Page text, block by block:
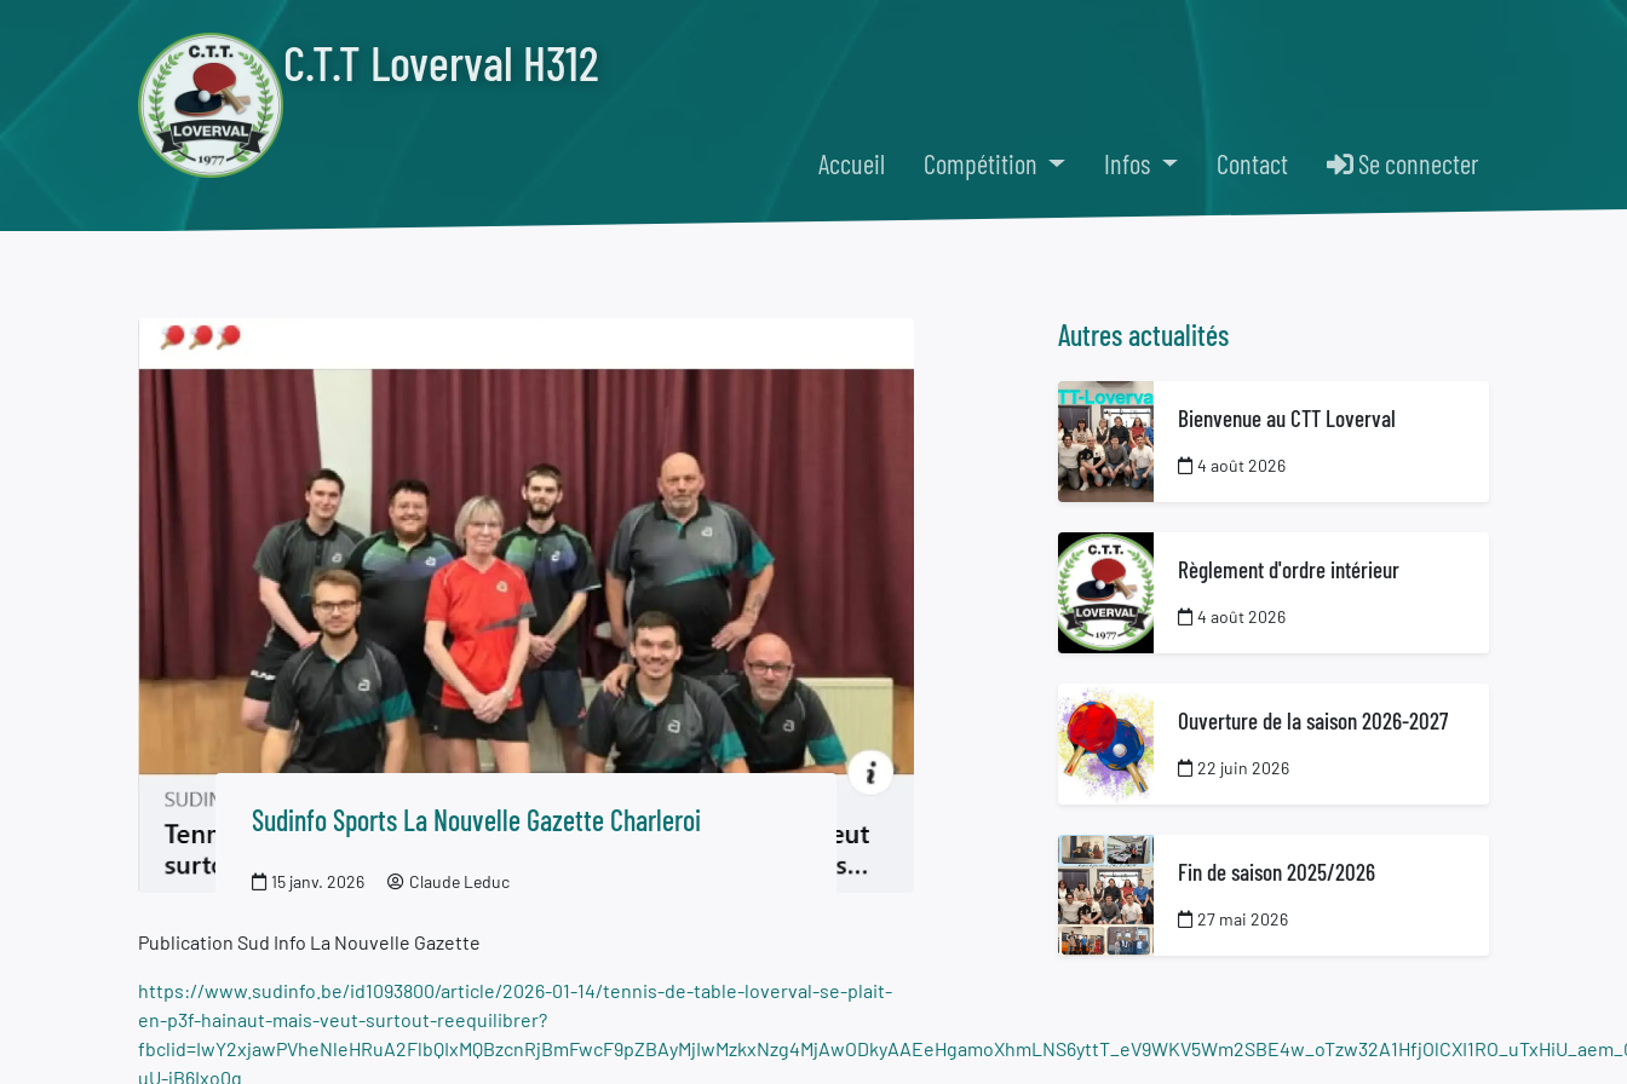
C.T.T Loverval H312
Accueil Compétition Infos Contact Se connecter
Sudinfo Sports La Nouvelle Gazette Charleroi
15 janv. 2026 Claude Leduc
Publication Sud Info La Nouvelle Gazette
https://www.sudinfo.be/id1093800/article/2026-01-14/tennis-de-table-loverval-se-plait-
en-p3f-hainaut-mais-veut-surtout-reequilibrer?
uU-jB6Ixo0g
Autres actualités
Bienvenue au CTT Loverval
4 août 2026
Règlement d'ordre intérieur
4 août 2026
Ouverture de la saison 2026-2027
22 juin 2026
Fin de saison 2025/2026
27 mai 2026